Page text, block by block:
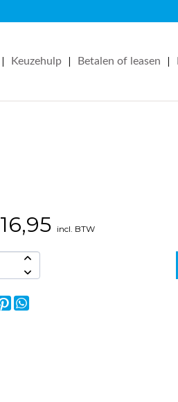
| Keuzehulp | Betalen of leasen |
16,95 incl. BTW